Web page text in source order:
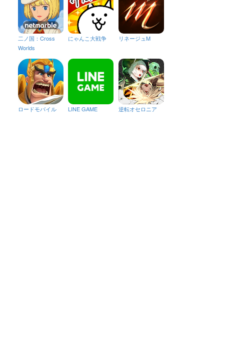
二ノ国：Cross
Worlds
にゃんこ大戦争 リネージュM
ロードモバイル LINE GAME 逆転オセロニア